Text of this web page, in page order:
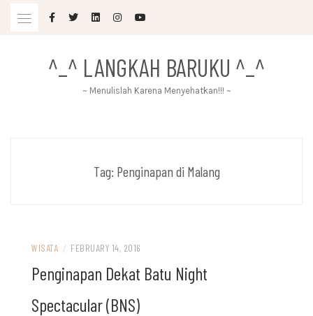
^_^ LANGKAH BARUKU ^_^
~ Menulislah Karena Menyehatkan!!! ~
Tag: Penginapan di Malang
WISATA / FEBRUARY 14, 2016
Penginapan Dekat Batu Night
Spectacular (BNS)